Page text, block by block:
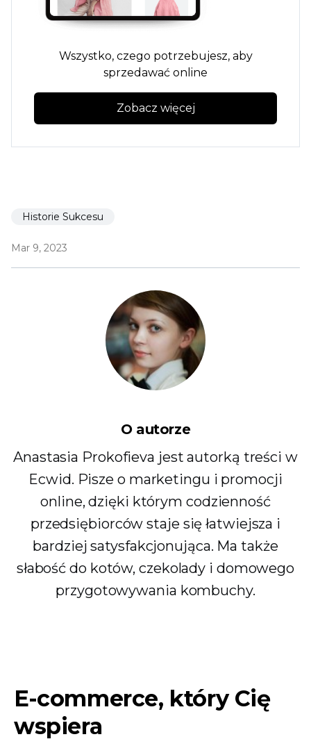
Wszystko, czego potrzebujesz, aby
sprzedawać online
Zobacz więcej
Historie Sukcesu
Mar 9, 2023
O autorze
Anastasia Prokofieva jest autorką treści w
Ecwid. Pisze o marketingu i promocji
online, dzięki którym codzienność
przedsiębiorców staje się łatwiejsza i
bardziej satysfakcjonująca. Ma także
słabość do kotów, czekolady i domowego
przygotowywania kombuchy.
E-commerce, który Cię
wspiera